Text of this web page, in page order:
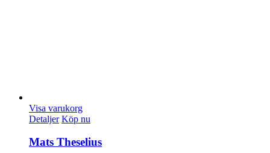
Visa varukorg
Detaljer Köp nu
Mats Theselius